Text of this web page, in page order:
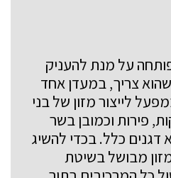
על מנת להעניק
צריך, במעדן אחד
לייצור מזון של בני
פירות וכמובן בשר
דגנים כלל. בכדי להשיג
מבושל בשיטת